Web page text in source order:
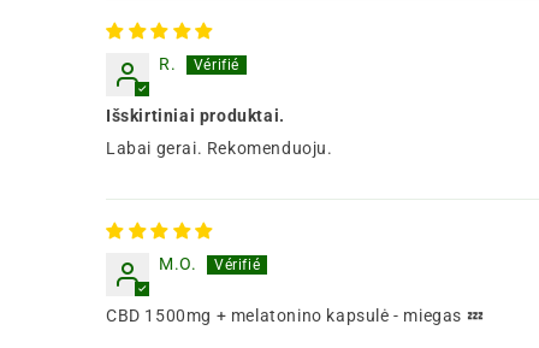
R.
Išskirtiniai produktai.
Labai gerai. Rekomenduoju.
M.O.
CBD 1500mg + melatonino kapsulė - miegas 💤